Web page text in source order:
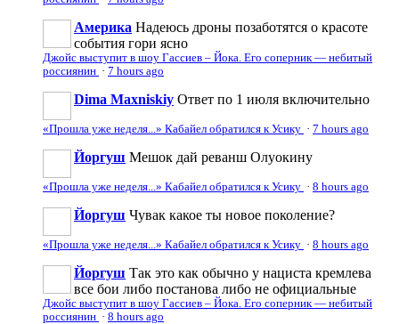
Америка Надеюсь дроны позаботятся о красоте
события гори ясно
Джойс выступит в шоу Гассиев – Йока. Его соперник — небитый
россиянин · 7 hours ago
Dima Maxniskiy Ответ по 1 июля включительно
«Прошла уже неделя...» Кабайел обратился к Усику · 7 hours ago
Йоргуш Мешок дай реванш Олуокину
«Прошла уже неделя...» Кабайел обратился к Усику · 8 hours ago
Йоргуш Чувак какое ты новое поколение?
«Прошла уже неделя...» Кабайел обратился к Усику · 8 hours ago
Йоргуш Так это как обычно у нациста кремлева
все бои либо постанова либо не официальные
Джойс выступит в шоу Гассиев – Йока. Его соперник — небитый
россиянин · 8 hours ago